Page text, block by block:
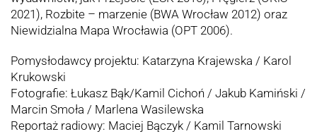
2021), Rozbite – marzenie (BWA Wrocław 2012) oraz
Niewidzialna Mapa Wrocławia (OPT 2006).
Pomysłodawcy projektu: Katarzyna Krajewska / Karol
Krukowski
Fotografie: Łukasz Bąk/Kamil Cichoń / Jakub Kamiński /
Marcin Smoła / Marlena Wasilewska
Reportaż radiowy: Maciej Bączyk / Kamil Tarnowski